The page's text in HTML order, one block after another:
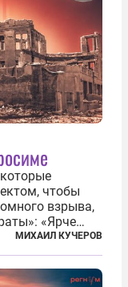
чтобы
взрыва,
«Ярче
все жители
на
МИХАИЛ КУЧЕРОВ